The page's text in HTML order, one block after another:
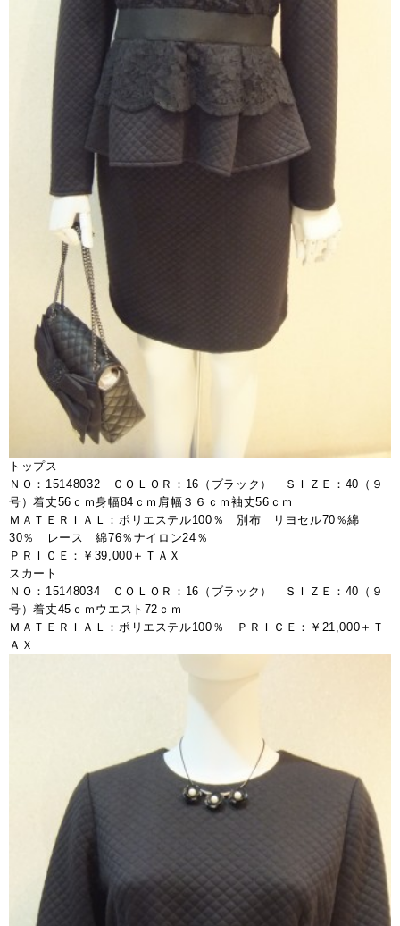
トップス
ＮＯ：15148032 ＣＯＬＯＲ：16（ブラック） ＳＩＺＥ：40（９
号）着丈56ｃｍ身幅84ｃｍ肩幅３６ｃｍ袖丈56ｃｍ
ＭＡＴＥＲＩＡＬ：ポリエステル100％ 別布 リヨセル70％綿
30％ レース 綿76％ナイロン24％
ＰＲＩＣＥ：￥39,000＋ＴＡＸ
スカート
ＮＯ：15148034 ＣＯＬＯＲ：16（ブラック） ＳＩＺＥ：40（９
号）着丈45ｃｍウエスト72ｃｍ
ＭＡＴＥＲＩＡＬ：ポリエステル100％ ＰＲＩＣＥ：￥21,000＋Ｔ
ＡＸ